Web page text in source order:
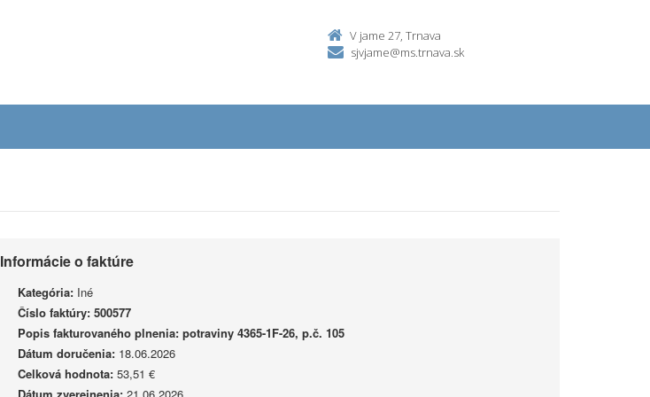
V jame 27, Trnava
sjvjame@ms.trnava.sk
Informácie o faktúre
Kategória: Iné
Číslo faktúry: 500577
Popis fakturovaného plnenia: potraviny 4365-1F-26, p.č. 105
Dátum doručenia:18.06.2026
Celková hodnota:53,51 €